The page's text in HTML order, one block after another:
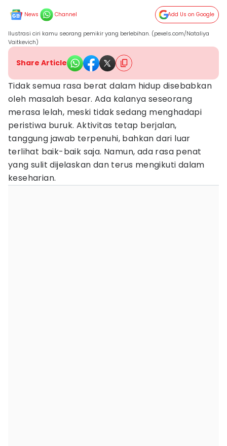
News Channel Add Us on Google
Ilustrasi ciri kamu seorang pemikir yang berlebihan. (pexels.com/Nataliya
Vaitkevich)
Share Article
Tidak semua rasa berat dalam hidup disebabkan
oleh masalah besar. Ada kalanya seseorang
merasa lelah, meski tidak sedang menghadapi
peristiwa buruk. Aktivitas tetap berjalan,
tanggung jawab terpenuhi, bahkan dari luar
terlihat baik-baik saja. Namun, ada rasa penat
yang sulit dijelaskan dan terus mengikuti dalam
keseharian.